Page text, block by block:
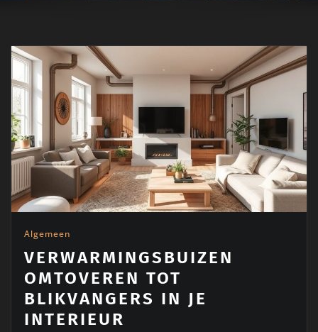
Algemeen
VERWARMINGSBUIZEN
OMTOVEREN TOT
BLIKVANGERS IN JE
INTERIEUR